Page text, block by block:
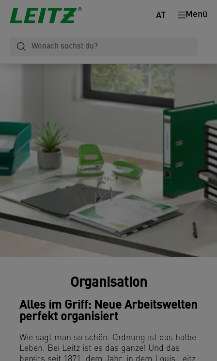
Menü
AT
Organisation
Alles im Griff: Neue Arbeitswelten
perfekt organisiert
Wie sagt man so schön: Ordnung ist das halbe
Leben. Bei Leitz ist es das ganze! Und das